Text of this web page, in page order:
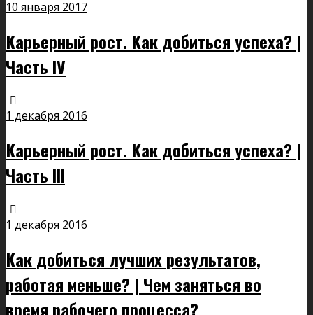
10 января 2017
Карьерный рост. Как добиться успеха? |
Часть IV
1 декабря 2016
Карьерный рост. Как добиться успеха? |
Часть III
1 декабря 2016
Как добиться лучших результатов,
работая меньше? | Чем заняться во
время рабочего процесса?